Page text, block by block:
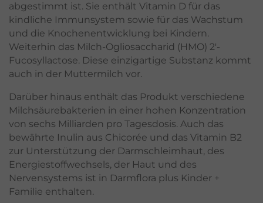
abgestimmt ist. Sie enthält Vitamin D für das
kindliche Immunsystem sowie für das Wachstum
und die Knochenentwicklung bei Kindern.
Weiterhin das Milch-Ogliosaccharid (HMO) 2'-
Fucosyllactose. Diese einzigartige Substanz kommt
auch in der Muttermilch vor.
Darüber hinaus enthält das Produkt verschiedene
Milchsäurebakterien in einer hohen Konzentration
von sechs Milliarden pro Tagesdosis. Auch das
bewährte Inulin aus Chicorée und das Vitamin B2
zur Unterstützung der Darmschleimhaut, des
Energiestoffwechsels, der Haut und des
Nervensystems ist in Darmflora plus Kinder +
Familie enthalten.